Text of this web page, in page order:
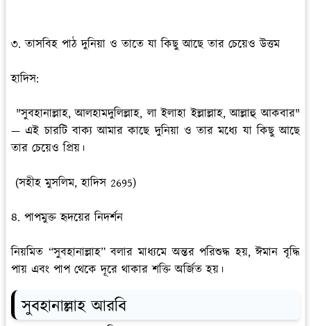
৩. তাসবিহ পাঠ দুনিয়া ও তাতে যা কিছু আছে তার চেয়েও উত্তম
হাদিস:
"সুবহানাল্লাহ, আলহামদুলিল্লাহ, লা ইলাহা ইল্লাল্লাহ, আল্লাহু আকবার"
— এই চারটি বাক্য আমার কাছে দুনিয়া ও তার মধ্যে যা কিছু আছে
তার চেয়েও প্রিয়।
(সহীহ মুসলিম, হাদিস 2695)
৪. পাপমুক্ত হৃদয়ের নিদর্শন
নিয়মিত “সুবহানাল্লাহ” বলার মাধ্যমে অন্তর পরিশুদ্ধ হয়, ঈমান বৃদ্ধি
পায় এবং পাপ থেকে দূরে থাকার শক্তি অর্জিত হয়।
সুবহানাল্লাহ আরবি